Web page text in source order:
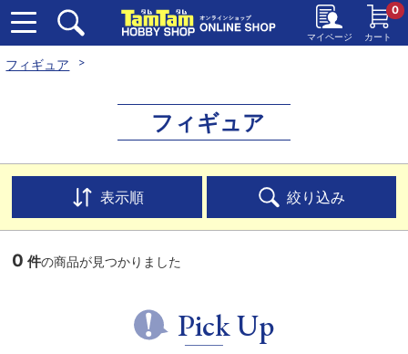
マイページ カート
0
フィギュア
フィギュア
表示順 絞り込み
0 件の商品が見つかりました
Pick Up